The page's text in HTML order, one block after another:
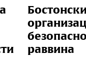
раввина